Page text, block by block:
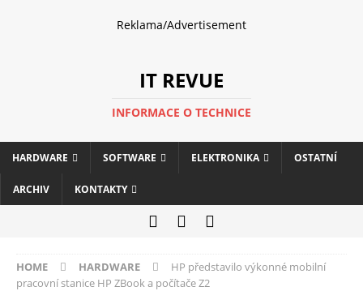
Reklama/Advertisement
IT REVUE
INFORMACE O TECHNICE
HARDWARE SOFTWARE ELEKTRONIKA OSTATNÍ
ARCHIV KONTAKTY
HOME HARDWARE
HP představilo výkonné mobilní
pracovní stanice HP ZBook a počítače Z2